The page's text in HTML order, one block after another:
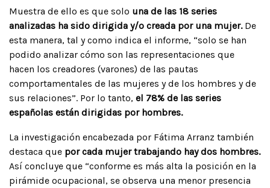
Muestra de ello es que solo una de las 18 series
analizadas ha sido dirigida y/o creada por una mujer.De
esta manera, tal y como indica el informe, “solo se han
podido analizar cómo son las representaciones que
hacen los creadores (varones) de las pautas
comportamentales de las mujeres y de los hombres y de
sus relaciones”. Por lo tanto, el 78% de las series
españolas están dirigidas por hombres.
La investigación encabezada por Fátima Arranz también
destaca que por cada mujer trabajando hay dos hombres.
Así concluye que “conforme es más alta la posición en la
pirámide ocupacional, se observa una menor presencia